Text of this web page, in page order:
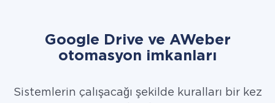
Google Drive ve AWeber
otomasyon imkanları
Sistemlerin çalışacağı şekilde kuralları bir kez